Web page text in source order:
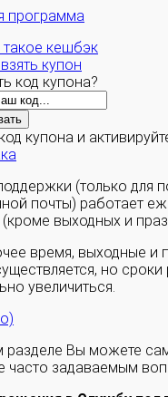
программа
такое кешбэк
купон
код купона?
купона и
(только для
почты) работает
(кроме выходных и
время, выходные и
но
увеличиться.
разделе Вы можете
часто задаваемым